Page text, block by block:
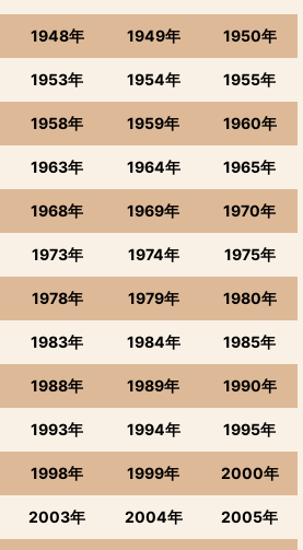
1948年 1949年 1950年
1953年 1954年 1955年
1958年 1959年 1960年
1963年 1964年 1965年
1968年 1969年 1970年
1973年 1974年 1975年
1978年 1979年 1980年
1983年 1984年 1985年
1988年 1989年 1990年
1993年 1994年 1995年
1998年 1999年 2000年
2003年 2004年 2005年